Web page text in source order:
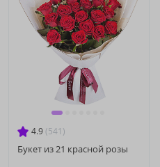
4.9 (541)
Букет из 21 красной розы